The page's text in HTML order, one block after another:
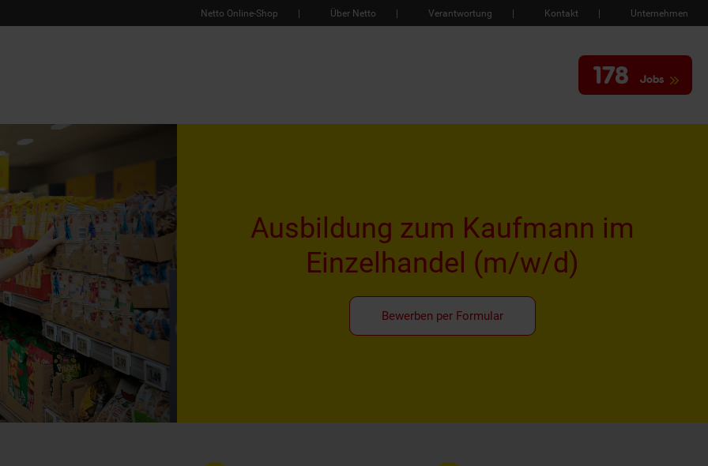
Netto Online-Shop Über Netto Verantwortung Kontakt Unternehmen
178 Jobs
Ausbildung zum Kaufmann im
Einzelhandel (m/w/d)
Bewerben per Formular